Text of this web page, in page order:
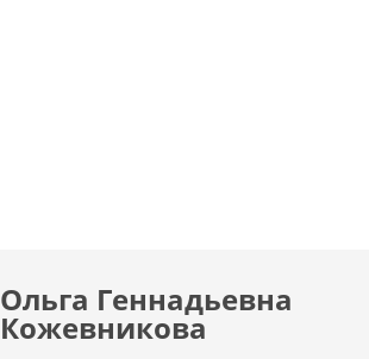
Ольга Геннадьевна
Кожевникова